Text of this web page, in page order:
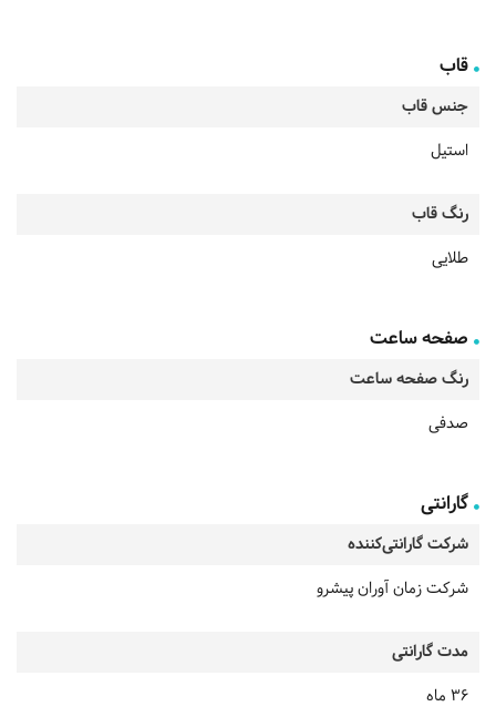
قاب
جنس قاب
استیل
رنگ قاب
طلایی
صفحه ساعت
رنگ صفحه ساعت
صدفی
گارانتی
شرکت گارانتی‌کننده
شرکت زمان آوران پیشرو
مدت گارانتی
36 ماه